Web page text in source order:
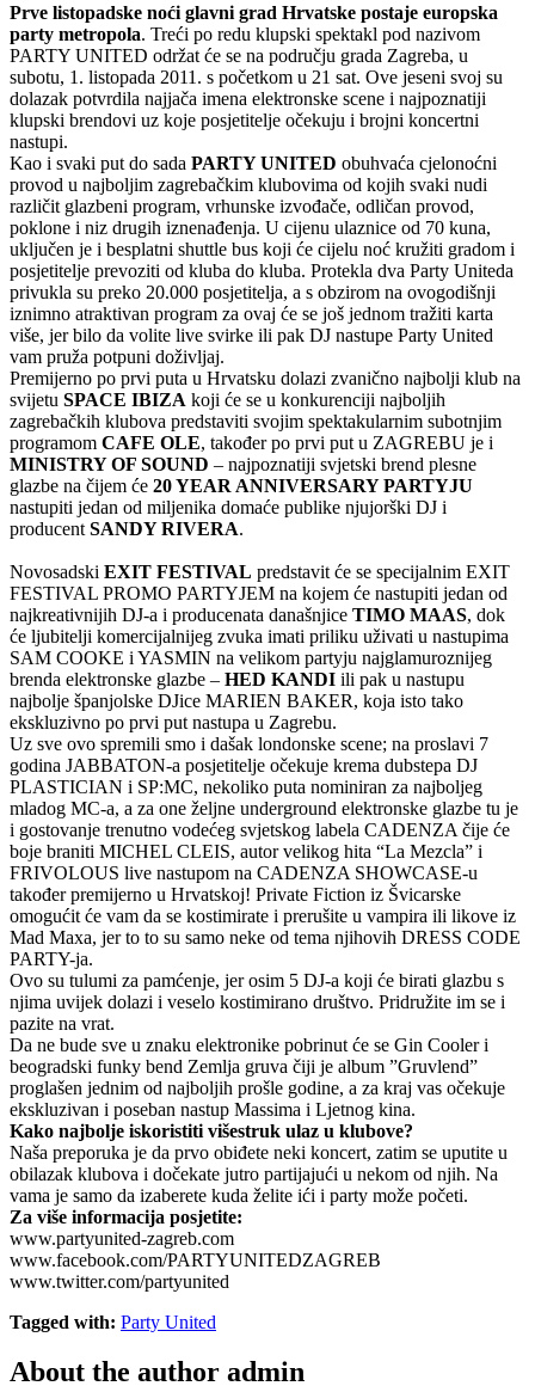
Prve listopadske noći glavni grad Hrvatske postaje europska
party metropola. Treći po redu klupski spektakl pod nazivom
PARTY UNITED održat će se na području grada Zagreba, u
subotu, 1. listopada 2011. s početkom u 21 sat. Ove jeseni svoj su
dolazak potvrdila najjača imena elektronske scene i najpoznatiji
klupski brendovi uz koje posjetitelje očekuju i brojni koncertni
nastupi.
Kao i svaki put do sada PARTY UNITED obuhvaća cjelonoćni
provod u najboljim zagrebačkim klubovima od kojih svaki nudi
različit glazbeni program, vrhunske izvođače, odličan provod,
poklone i niz drugih iznenađenja. U cijenu ulaznice od 70 kuna,
uključen je i besplatni shuttle bus koji će cijelu noć kružiti gradom i
posjetitelje prevoziti od kluba do kluba. Protekla dva Party Uniteda
privukla su preko 20.000 posjetitelja, a s obzirom na ovogodišnji
iznimno atraktivan program za ovaj će se još jednom tražiti karta
više, jer bilo da volite live svirke ili pak DJ nastupe Party United
vam pruža potpuni doživljaj.
Premijerno po prvi puta u Hrvatsku dolazi zvanično najbolji klub na
svijetu SPACE IBIZA koji će se u konkurenciji najboljih
zagrebačkih klubova predstaviti svojim spektakularnim subotnjim
programom CAFE OLE, također po prvi put u ZAGREBU je i
MINISTRY OF SOUND – najpoznatiji svjetski brend plesne
glazbe na čijem će 20 YEAR ANNIVERSARY PARTYJU
nastupiti jedan od miljenika domaće publike njujorški DJ i
producent SANDY RIVERA.
Novosadski EXIT FESTIVAL predstavit će se specijalnim EXIT
FESTIVAL PROMO PARTYJEM na kojem će nastupiti jedan od
najkreativnijih DJ-a i producenata današnjice TIMO MAAS, dok
će ljubitelji komercijalnijeg zvuka imati priliku uživati u nastupima
SAM COOKE i YASMIN na velikom partyju najglamuroznijeg
brenda elektronske glazbe – HED KANDI ili pak u nastupu
najbolje španjolske DJice MARIEN BAKER, koja isto tako
ekskluzivno po prvi put nastupa u Zagrebu.
Uz sve ovo spremili smo i dašak londonske scene; na proslavi 7
godina JABBATON-a posjetitelje očekuje krema dubstepa DJ
PLASTICIAN i SP:MC, nekoliko puta nominiran za najboljeg
mladog MC-a, a za one željne underground elektronske glazbe tu je
i gostovanje trenutno vodećeg svjetskog labela CADENZA čije će
boje braniti MICHEL CLEIS, autor velikog hita “La Mezcla” i
FRIVOLOUS live nastupom na CADENZA SHOWCASE-u
također premijerno u Hrvatskoj! Private Fiction iz Švicarske
omogućit će vam da se kostimirate i prerušite u vampira ili likove iz
Mad Maxa, jer to to su samo neke od tema njihovih DRESS CODE
PARTY-ja.
Ovo su tulumi za pamćenje, jer osim 5 DJ-a koji će birati glazbu s
njima uvijek dolazi i veselo kostimirano društvo. Pridružite im se i
pazite na vrat.
Da ne bude sve u znaku elektronike pobrinut će se Gin Cooler i
beogradski funky bend Zemlja gruva čiji je album ”Gruvlend”
proglašen jednim od najboljih prošle godine, a za kraj vas očekuje
ekskluzivan i poseban nastup Massima i Ljetnog kina.
Kako najbolje iskoristiti višestruk ulaz u klubove?
Naša preporuka je da prvo obiđete neki koncert, zatim se uputite u
obilazak klubova i dočekate jutro partijajući u nekom od njih. Na
vama je samo da izaberete kuda želite ići i party može početi.
Za više informacija posjetite:
www.partyunited-zagreb.com
www.facebook.com/PARTYUNITEDZAGREB
www.twitter.com/partyunited
Tagged with: Party United
About the author admin